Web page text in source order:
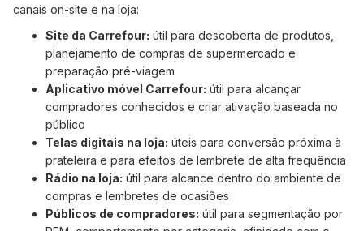
canais on-site e na loja:
Site da Carrefour: útil para descoberta de produtos,
planejamento de compras de supermercado e
preparação pré-viagem
Aplicativo móvel Carrefour: útil para alcançar
compradores conhecidos e criar ativação baseada no
público
Telas digitais na loja: úteis para conversão próxima à
prateleira e para efeitos de lembrete de alta frequência
Rádio na loja: útil para alcance dentro do ambiente de
compras e lembretes de ocasiões
Públicos de compradores: útil para segmentação por